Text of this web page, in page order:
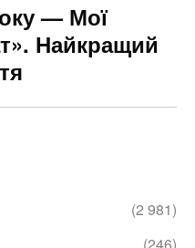
— Мої
Найкращий
(2 981)